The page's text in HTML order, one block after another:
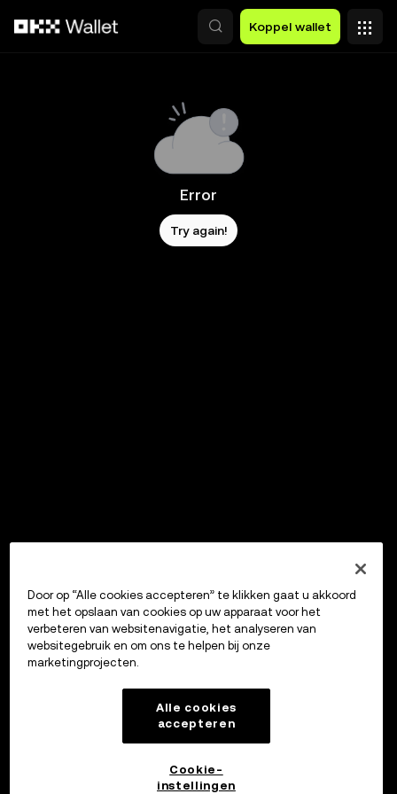
Koppel wallet
Error
Try again!
Door op “Alle cookies accepteren” te klikken gaat u akkoord
met het opslaan van cookies op uw apparaat voor het
verbeteren van websitenavigatie, het analyseren van
websitegebruik en om ons te helpen bij onze
marketingprojecten.
Alle cookies
accepteren
Cookie-
instellingen